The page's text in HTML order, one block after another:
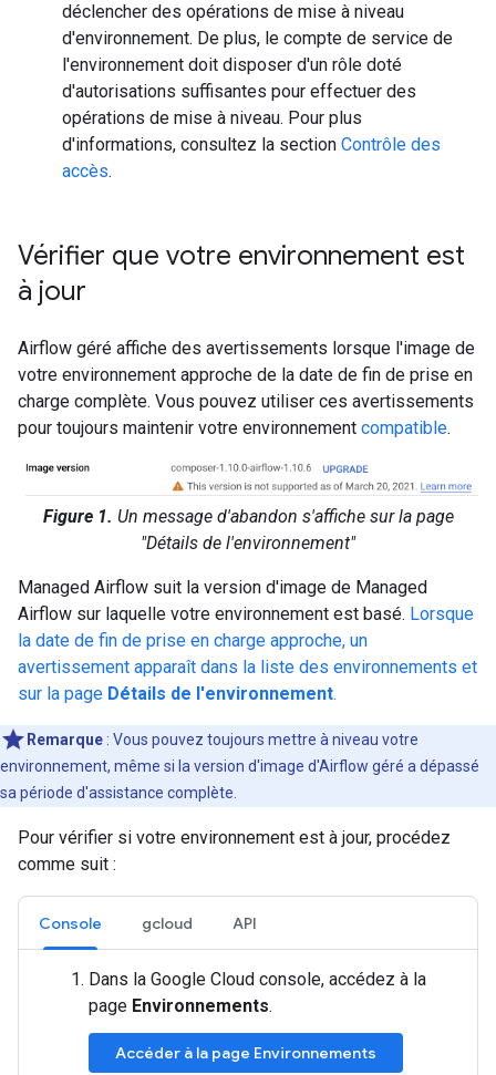
déclencher des opérations de mise à niveau
d'environnement. De plus, le compte de service de
l'environnement doit disposer d'un rôle doté
d'autorisations suffisantes pour effectuer des
opérations de mise à niveau. Pour plus
d'informations, consultez la section Contrôle des
accès.
Vérifier que votre environnement est
à jour
Airflow géré affiche des avertissements lorsque l'image de
votre environnement approche de la date de fin de prise en
charge complète. Vous pouvez utiliser ces avertissements
pour toujours maintenir votre environnement compatible.
Figure 1. Un message d'abandon s'affiche sur la page
"Détails de l'environnement"
Managed Airflow suit la version d'image de Managed
Airflow sur laquelle votre environnement est basé. Lorsque
la date de fin de prise en charge approche, un
avertissement apparaît dans la liste des environnements et
sur la page Détails de l'environnement.
Remarque : Vous pouvez toujours mettre à niveau votre
environnement, même si la version d'image d'Airflow géré a dépassé
sa période d'assistance complète.
Pour vérifier si votre environnement est à jour, procédez
comme suit :
Console gcloud API
Dans la Google Cloud console, accédez à la
page Environnements.
Accéder à la page Environnements